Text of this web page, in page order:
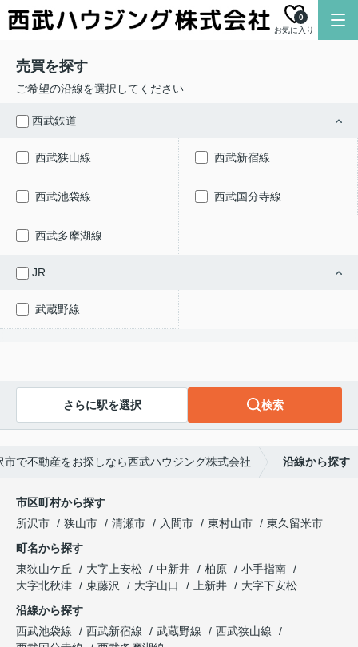
お気に入り
0
売買を探す
ご希望の沿線を選択してください
西武鉄道
西武狭山線 西武新宿線
西武池袋線 西武国分寺線
西武多摩湖線
JR
武蔵野線
さらに駅を選択 検索
市で不動産をお探しなら西武ハウジング株式会社 沿線から探す
市区町村から探す
所沢市
狭山市 清瀬市 入間市 東村山市
東久留米市
町名から探す
東狭山ケ丘
大字上安松 中新井 柏原
小手指南
大字北秋津
東藤沢 大字山口 上新井
大字下安松
沿線から探す
西武池袋線
西武新宿線 武蔵野線
西武狭山線